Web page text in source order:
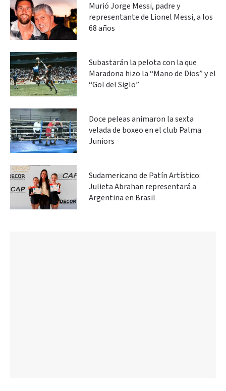
Murió Jorge Messi, padre y
representante de Lionel Messi, a los
68 años
Subastarán la pelota con la que
Maradona hizo la “Mano de Dios” y el
“Gol del Siglo”
Doce peleas animaron la sexta
velada de boxeo en el club Palma
Juniors
Sudamericano de Patín Artístico:
Julieta Abrahan representará a
Argentina en Brasil